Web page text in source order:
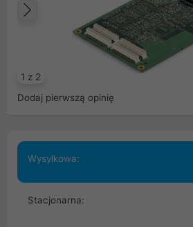
1 z 2
Poprzedni
Dodaj pierwszą opinię
Wysyłkowa:
Stacjonarna: